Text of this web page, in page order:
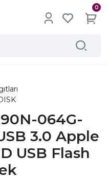
0
064G-
3.0 Apple
USB Flash